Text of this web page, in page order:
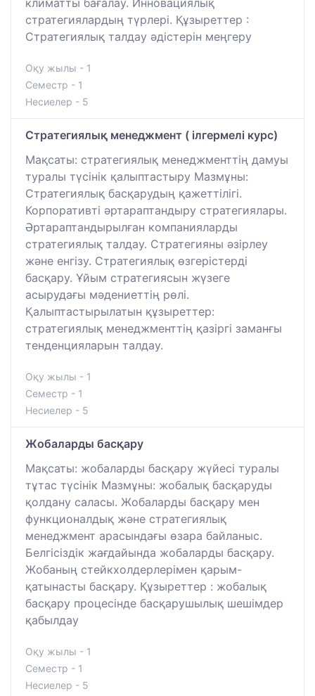
климатты бағалау. Инновациялық
стратегиялардың түрлері. Құзыреттер :
Стратегиялық талдау әдістерін меңгеру
Оқу жылы - 1
Семестр - 1
Несиелер - 5
Стратегиялық менеджмент ( ілгермелі курс)
Мақсаты: стратегиялық менеджменттің дамуы
туралы түсінік қалыптастыру Мазмұны:
Стратегиялық басқарудың қажеттілігі.
Корпоративті әртараптандыру стратегиялары.
Әртараптандырылған компанияларды
стратегиялық талдау. Стратегияны әзірлеу
және енгізу. Стратегиялық өзгерістерді
басқару. Ұйым стратегиясын жүзеге
асырудағы мәдениеттің рөлі.
Қалыптастырылатын құзыреттер:
стратегиялық менеджменттің қазіргі заманғы
тенденцияларын талдау.
Оқу жылы - 1
Семестр - 1
Несиелер - 5
Жобаларды басқару
Мақсаты: жобаларды басқару жүйесі туралы
тұтас түсінік Мазмұны: жобалық басқаруды
қолдану саласы. Жобаларды басқару мен
функционалдық және стратегиялық
менеджмент арасындағы өзара байланыс.
Белгісіздік жағдайында жобаларды басқару.
Жобаның стейкхолдерлерімен қарым-
қатынасты басқару. Құзыреттер : жобалық
басқару процесінде басқарушылық шешімдер
қабылдау
Оқу жылы - 1
Семестр - 1
Несиелер - 5